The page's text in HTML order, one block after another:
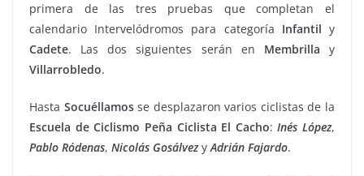
primera de las tres pruebas que completan el
calendario Intervelódromos para categoría Infantil y
Cadete. Las dos siguientes serán en Membrilla y
Villarrobledo.
Hasta Socuéllamosse desplazaron varios ciclistas de la
Escuela de Ciclismo Peña Ciclista El Cacho:Inés López,
Pablo Ródenas, Nicolás GosálvezyAdrián Fajardo.